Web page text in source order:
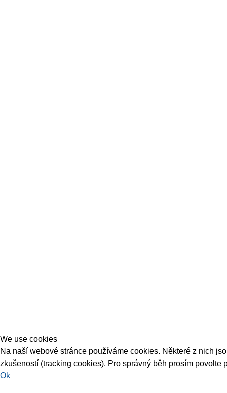
We use cookies
Na naší webové stránce používáme cookies. Některé z nich
zkušeností (tracking cookies). Pro správný běh prosím povolte
Ok